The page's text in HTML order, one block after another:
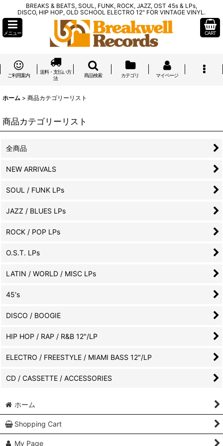
BREAKS & BEATS, SOUL, FUNK, ROCK, JAZZ, OST 45s & LPs,
DISCO, HIP HOP, OLD SCHOOL ELECTRO 12" FOR VINTAGE VINYL.
メニュー CART
ご利用案内
送料・支払い方
法
商品検索 カテゴリ マイページ
ホーム > 商品カテゴリーリスト
商品カテゴリーリスト
全商品
NEW ARRIVALS
SOUL / FUNK LPs
JAZZ / BLUES LPs
ROCK / POP LPs
O.S.T. LPs
LATIN / WORLD / MISC LPs
45's
DISCO / BOOGIE
HIP HOP / RAP / R&B 12"/LP
ELECTRO / FREESTYLE / MIAMI BASS 12"/LP
CD / CASSETTE / ACCESSORIES
ホーム
Shopping Cart
My Page